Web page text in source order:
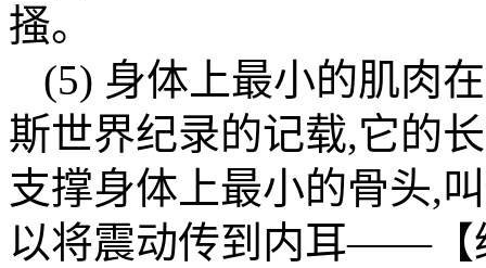
搔。
(5) 身体上最小的肌肉
斯世界纪录的记载,它的
支撑身体上最小的骨头,
以将震动传到内耳——【